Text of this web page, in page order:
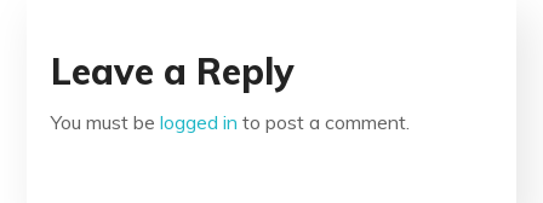
Leave a Reply
You must belogged in to post a comment.